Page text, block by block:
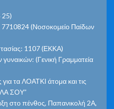
25)
(Νοσοκομείο Παίδων
1107 (ΕΚΚΑ)
(Γενική Γραμματεία
τα ΛΟΑΤΚΙ άτομα και τις
ΣΟΥ”
στο πένθος, Παπανικολή 2Α,